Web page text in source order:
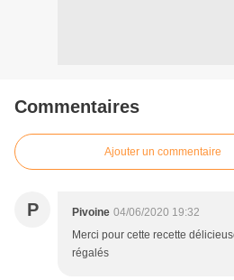
Commentaires
Ajouter un commentaire
P Pivoine 04/06/2020 19:32
Merci pour cette recette
régalés